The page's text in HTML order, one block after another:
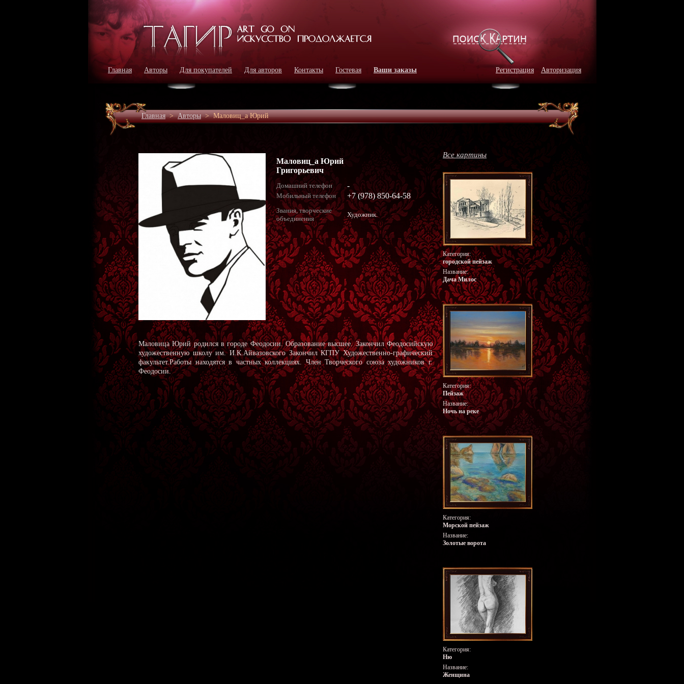
Главная Авторы Для покупателей Для авторов Контакты Гостевая Ваши заказы Регистрация Авторизация
Главная>Авторы>Маловиц_а Юрий
Маловиц_а Юрий
Григорьевич
Домашний телефон -
Мобильный телефон +7 (978) 850-64-58
Звания, творческие
объединения
Художник.
Маловица Юрий родился в городе Феодосии. Образование высшее. Закончил Феодосийскую
художественную школу им. И.К.Айвазовского Закончил КГПУ Художественно-графический
факультет.Работы находятся в частных коллекциях. Член Творческого союза художников г.
Феодосии.
Все картины
Категория:
городской пейзаж
Название:
Дача Милос
Категория:
Пейзаж
Название:
Ночь на реке
Категория:
Морской пейзаж
Название:
Золотые ворота
Категория:
Ню
Название:
Женщина